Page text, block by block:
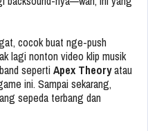
cocok buat nge-push
lagi nonton video klip musik
seperti Apex Theoryatau
ini. Sampai sekarang,
sepeda terbang dan